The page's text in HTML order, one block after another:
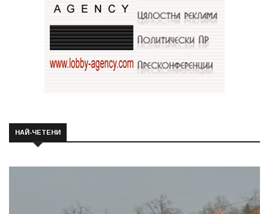
НАЙ-ЧЕТЕНИ